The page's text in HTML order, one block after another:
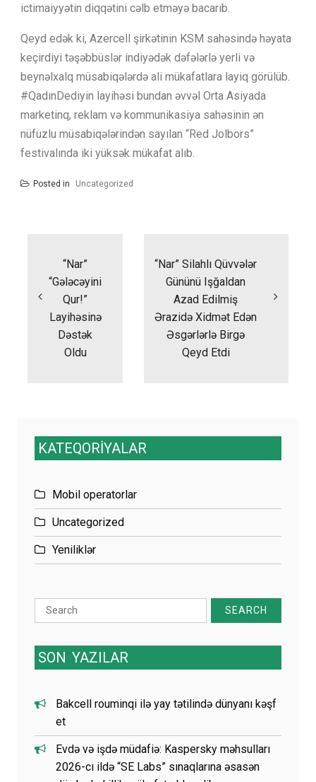
ictimaiyyətin diqqətini cəlb etməyə bacarıb.
Qeyd edək ki, Azercell şirkətinin KSM sahəsində həyata
keçirdiyi təşəbbüslər indiyədək dəfələrlə yerli və
beynəlxalq müsabiqələrdə ali mükafatlara layiq görülüb.
#QadınDediyin layihəsi bundan əvvəl Orta Asiyada
marketinq, reklam və kommunikasiya sahəsinin ən
nüfuzlu müsabiqələrindən sayılan “Red Jolbors”
festivalında iki yüksək mükafat alıb.
Posted in Uncategorized
“Nar”
“Gələcəyini
Qur!”
Layihəsinə
Dəstək
Oldu
“Nar” Silahlı Qüvvələr
Gününü Işğaldan
Azad Edilmiş
Ərazidə Xidmət Edən
Əsgərlərlə Birgə
Qeyd Etdi
KATEQORİYALAR
Mobil operatorlar
Uncategorized
Yeniliklər
Search
for:
SON YAZILAR
Bakcell rouminqi ilə yay tətilində dünyanı kəşf
et
Evdə və işdə müdafiə: Kaspersky məhsulları
2026-cı ildə “SE Labs” sınaqlarına əsasən